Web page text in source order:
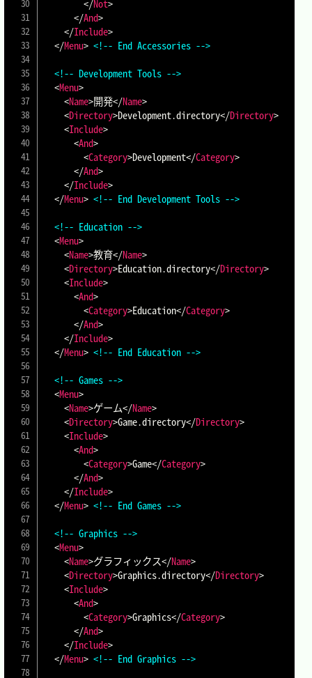
</Not>
</And>
</Include>
</Menu> <!-- End Accessories -->
<!-- Development Tools -->
<Menu>
<Name>開発</Name>
<Directory>Development.directory</Directory>
<Include>
<And>
<Category>Development</Category>
</And>
</Include>
</Menu> <!-- End Development Tools -->
<!-- Education -->
<Menu>
<Name>教育</Name>
<Directory>Education.directory</Directory>
<Include>
<And>
<Category>Education</Category>
</And>
</Include>
</Menu> <!-- End Education -->
<!-- Games -->
<Menu>
<Name>ゲーム</Name>
<Directory>Game.directory</Directory>
<Include>
<And>
<Category>Game</Category>
</And>
</Include>
</Menu> <!-- End Games -->
<!-- Graphics -->
<Menu>
<Name>グラフィックス</Name>
<Directory>Graphics.directory</Directory>
<Include>
<And>
<Category>Graphics</Category>
</And>
</Include>
</Menu> <!-- End Graphics -->